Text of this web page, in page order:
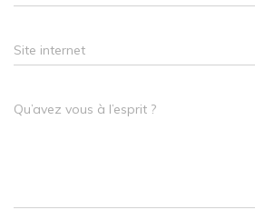
Site internet
Qu’avez vous à l’esprit ?